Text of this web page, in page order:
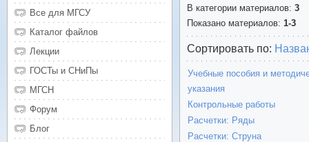
В категории материалов: 3
Показано материалов: 1-3
Сортировать по:
Учебные пособия и
указания
Контрольные работы
Расчетки: Ряды
Расчетки: Струна
Все для МГСУ
Каталог файлов
Лекции
ГОСТы и СНиПы
МГСН
Форум
Блог